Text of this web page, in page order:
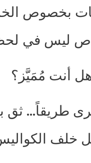
بخصوص
ليس في
هل أنت مُمَيَّز؟
طريقاً… ثق
خلف